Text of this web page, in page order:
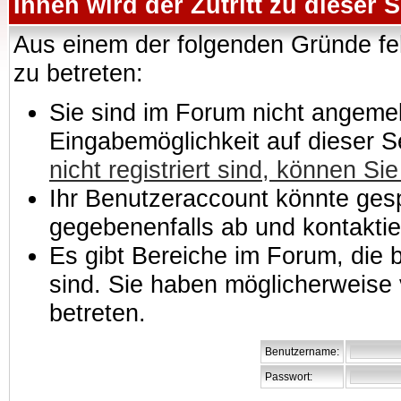
Aus einem der folgenden Gründe
zu betreten:
Sie sind im Forum nicht
Eingabemöglichkeit auf dieser
nicht registriert sind, können
Ihr Benutzeraccount könnte
gegebenenfalls ab und
Es gibt Bereiche im Forum, die
sind. Sie haben
betreten.
Benutzername:
Passwort: